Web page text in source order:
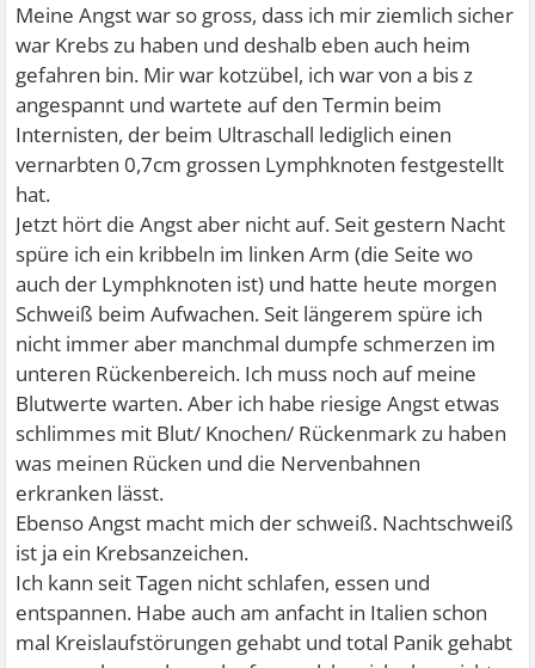
Meine Angst war so gross, dass ich mir ziemlich sicher
war Krebs zu haben und deshalb eben auch heim
gefahren bin. Mir war kotzübel, ich war von a bis z
angespannt und wartete auf den Termin beim
Internisten, der beim Ultraschall lediglich einen
vernarbten 0,7cm grossen Lymphknoten festgestellt
hat.
Jetzt hört die Angst aber nicht auf. Seit gestern Nacht
spüre ich ein kribbeln im linken Arm (die Seite wo
auch der Lymphknoten ist) und hatte heute morgen
Schweiß beim Aufwachen. Seit längerem spüre ich
nicht immer aber manchmal dumpfe schmerzen im
unteren Rückenbereich. Ich muss noch auf meine
Blutwerte warten. Aber ich habe riesige Angst etwas
schlimmes mit Blut/ Knochen/ Rückenmark zu haben
was meinen Rücken und die Nervenbahnen
erkranken lässt.
Ebenso Angst macht mich der schweiß. Nachtschweiß
ist ja ein Krebsanzeichen.
Ich kann seit Tagen nicht schlafen, essen und
entspannen. Habe auch am anfacht in Italien schon
mal Kreislaufstörungen gehabt und total Panik gehabt